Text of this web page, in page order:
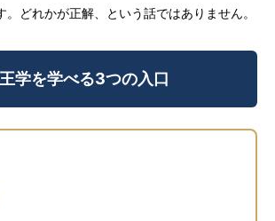
。どれかが正解、という話ではありません。
学を学べる3つの入口